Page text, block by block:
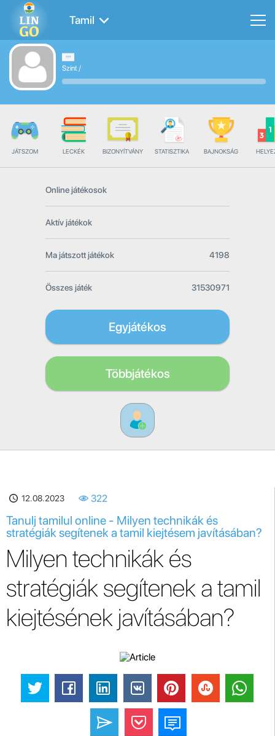
Tamil
Szint/
JÁTSZOM LECKÉK BIZONYÍTVÁNY STATISZTIKA BAJNOKSÁG
Online játékosok
Aktív játékok
Ma játszott játékok 4198
Összes játék 31530971
Egyjátékos
Többjátékos
12.08.2023 322
Tanulj tamilul online - Milyen technikák és
stratégiák segítenek a tamil kiejtésem javításában?
Milyen technikák és
stratégiák segítenek a tamil
kiejtésének javításában?